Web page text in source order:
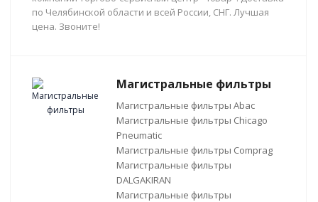
по Челябинской области и всей России, СНГ. Лучшая
цена. Звоните!
Магистральные фильтры
Магистральные фильтры Abac
Магистральные фильтры Chicago
Pneumatic
Магистральные фильтры Comprag
Магистральные фильтры
DALGAKIRAN
Магистральные фильтры